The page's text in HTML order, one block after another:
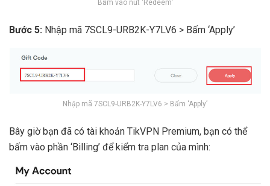
Bấm vào nút ‘Redeem’
Bước 5: Nhập mã 7SCL9-URB2K-Y7LV6 > Bấm ‘Apply’
Nhập mã 7SCL9-URB2K-Y7LV6 > Bấm ‘Apply’
Bây giờ bạn đã có tài khoản TikVPN Premium, bạn có thể
bấm vào phần ‘Billing’ để kiểm tra plan của mình: